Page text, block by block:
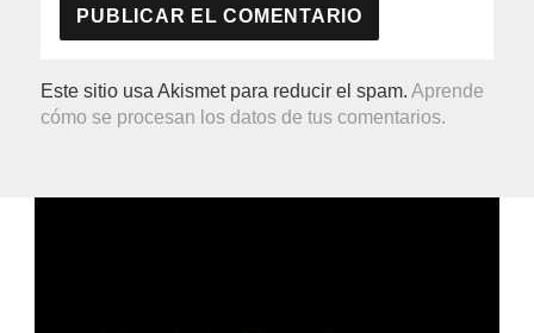
Este sitio usa Akismet para reducir el spam.Aprende
cómo se procesan los datos de tus comentarios.